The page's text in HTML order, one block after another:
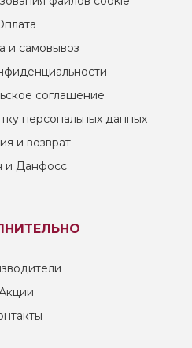
и самовывоз
соглашение
персональных данных
и возврат
и Данфосс